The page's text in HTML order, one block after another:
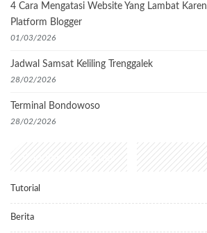
4 Cara Mengatasi Website Yang Lambat
Platform Blogger
01/03/2026
Jadwal Samsat Keliling Trenggalek
28/02/2026
Terminal Bondowoso
28/02/2026
Popular Categories
Tutorial
Berita